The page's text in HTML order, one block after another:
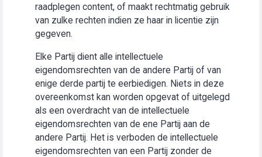
raadplegen content, of maakt rechtmatig gebruik
van zulke rechten indien ze haar in licentie zijn
gegeven.
Elke Partij dient alle intellectuele
eigendomsrechten van de andere Partij of van
enige derde partij te eerbiedigen. Niets in deze
overeenkomst kan worden opgevat of uitgelegd
als een overdracht van de intellectuele
eigendomsrechten van de ene Partij aan de
andere Partij. Het is verboden de intellectuele
eigendomsrechten van een Partij zonder de